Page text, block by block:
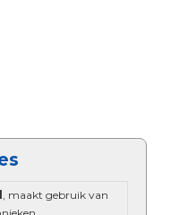
, maakt gebruik van